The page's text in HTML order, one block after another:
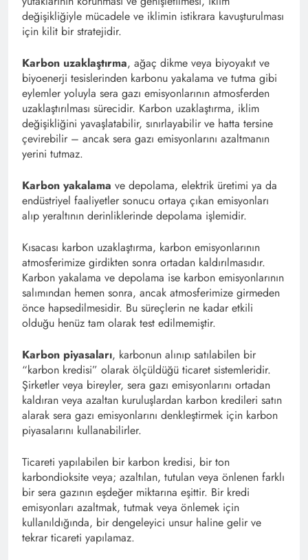
değişikliğiyle mücadele ve iklimin istikrara kavuşturulması
için kilit bir stratejidir.
Karbon uzaklaştırma, ağaç dikme veya biyoyakıt ve
biyoenerji tesislerinden karbonu yakalama ve tutma gibi
eylemler yoluyla sera gazı emisyonlarının atmosferden
uzaklaştırılması sürecidir. Karbon uzaklaştırma, iklim
değişikliğini yavaşlatabilir, sınırlayabilir ve hatta tersine
çevirebilir – ancak sera gazı emisyonlarını azaltmanın
yerini tutmaz.
Karbon yakalama ve depolama, elektrik üretimi ya da
endüstriyel faaliyetler sonucu ortaya çıkan emisyonları
alıp yeraltının derinliklerinde depolama işlemidir.
Kısacası karbon uzaklaştırma, karbon emisyonlarının
atmosferimize girdikten sonra ortadan kaldırılmasıdır.
Karbon yakalama ve depolama ise karbon emisyonlarının
salımından hemen sonra, ancak atmosferimize girmeden
önce hapsedilmesidir. Bu süreçlerin ne kadar etkili
olduğu henüz tam olarak test edilmemiştir.
Karbon piyasaları, karbonun alınıp satılabilen bir
“karbon kredisi” olarak ölçüldüğü ticaret sistemleridir.
Şirketler veya bireyler, sera gazı emisyonlarını ortadan
kaldıran veya azaltan kuruluşlardan karbon kredileri satın
alarak sera gazı emisyonlarını denkleştirmek için karbon
piyasalarını kullanabilirler.
Ticareti yapılabilen bir karbon kredisi, bir ton
karbondioksite veya; azaltılan, tutulan veya önlenen farklı
bir sera gazının eşdeğer miktarına eşittir. Bir kredi
emisyonları azaltmak, tutmak veya önlemek için
kullanıldığında, bir dengeleyici unsur haline gelir ve
tekrar ticareti yapılamaz.